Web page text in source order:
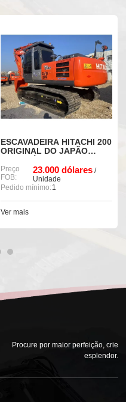
ESCAVADEIRA HITACHI 200
ORIGINAL DO JAPÃO
Preço
FOB:
23.000 dólares /
Unidade
Pedido mínimo:1
Ver mais
Procure por maior perfeição, crie
esplendor.